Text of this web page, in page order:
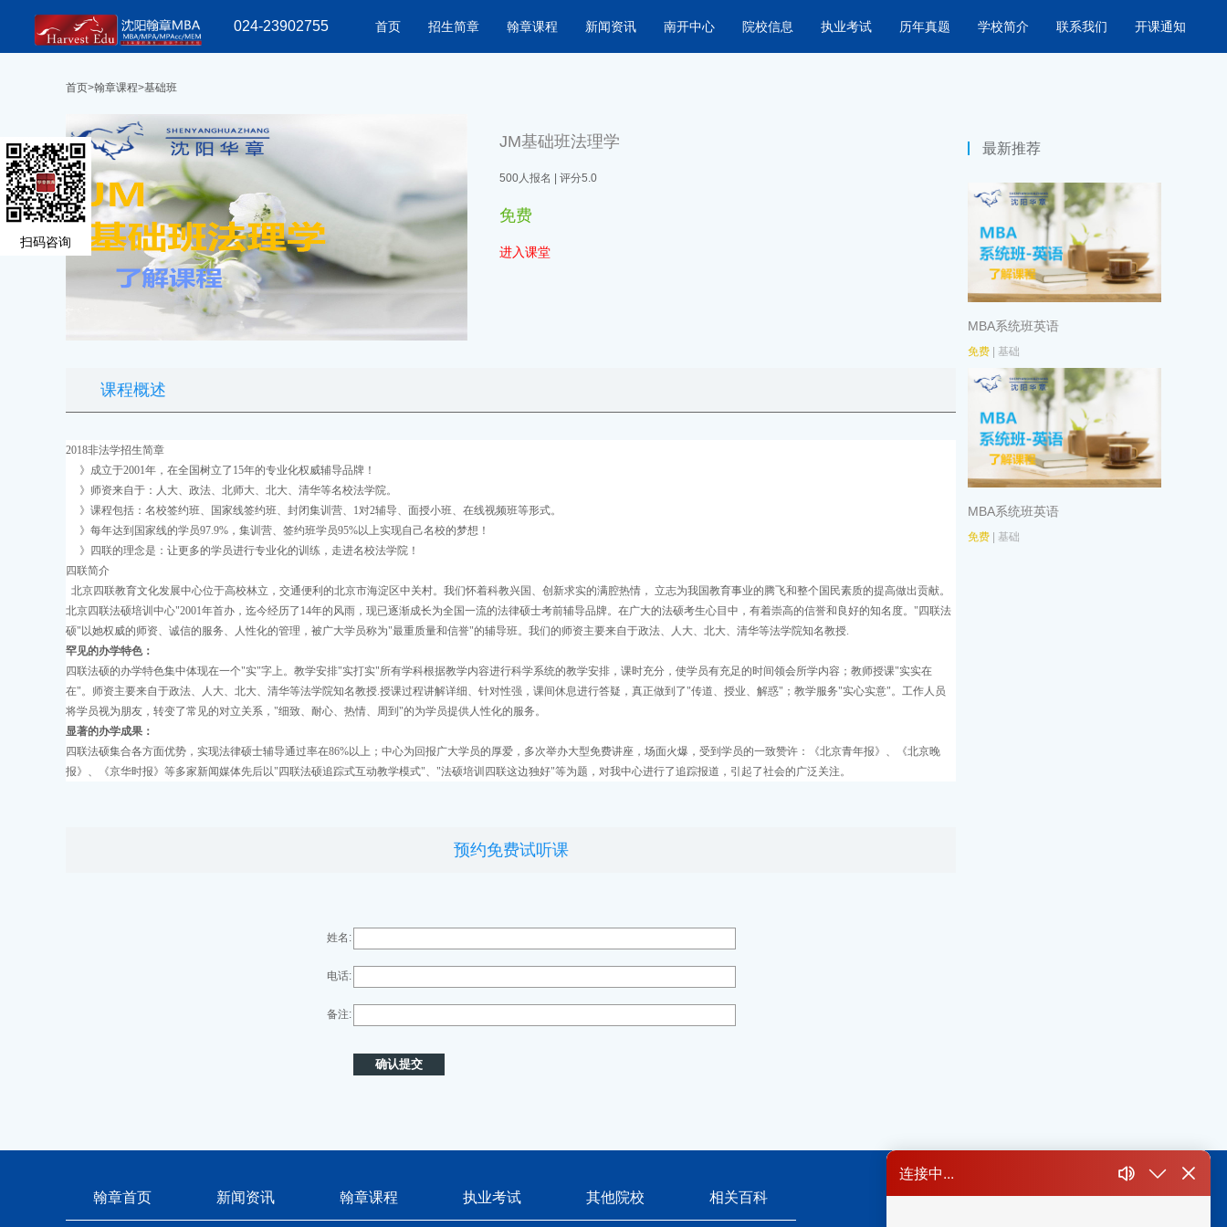
024-23902755 首页 招生简章 翰章课程 新闻资讯 南开中心 院校信息 执业考试 历年真题 学校简介 联系我们 开课通知
扫码咨询
首页>翰章课程>基础班
JM基础班法理学
500人报名 | 评分5.0
免费
进入课堂
课程概述
2018非法学招生简章
》成立于2001年，在全国树立了15年的专业化权威辅导品牌！
》师资来自于：人大、政法、北师大、北大、清华等名校法学院。
》课程包括：名校签约班、国家线签约班、封闭集训营、1对2辅导、面授小班、在线视频班等形式。
》每年达到国家线的学员97.9%，集训营、签约班学员95%以上实现自己名校的梦想！
》四联的理念是：让更多的学员进行专业化的训练，走进名校法学院！
四联简介
北京四联教育文化发展中心位于高校林立，交通便利的北京市海淀区中关村。我们怀着科教兴国、创新求实的满腔热情， 立志为我国教育事业的腾飞和整个国民素质的提高做出贡献。
北京四联法硕培训中心"2001年首办，迄今经历了14年的风雨，现已逐渐成长为全国一流的法律硕士考前辅导品牌。在广大的法硕考生心目中，有着崇高的信誉和良好的知名度。"四联法
硕"以她权威的师资、诚信的服务、人性化的管理，被广大学员称为"最重质量和信誉"的辅导班。我们的师资主要来自于政法、人大、北大、清华等法学院知名教授.
罕见的办学特色：
四联法硕的办学特色集中体现在一个"实"字上。教学安排"实打实"所有学科根据教学内容进行科学系统的教学安排，课时充分，使学员有充足的时间领会所学内容；教师授课"实实在
在"。师资主要来自于政法、人大、北大、清华等法学院知名教授.授课过程讲解详细、针对性强，课间休息进行答疑，真正做到了"传道、授业、解惑"；教学服务"实心实意"。工作人员
将学员视为朋友，转变了常见的对立关系，"细致、耐心、热情、周到"的为学员提供人性化的服务。
显著的办学成果：
四联法硕集合各方面优势，实现法律硕士辅导通过率在86%以上；中心为回报广大学员的厚爱，多次举办大型免费讲座，场面火爆，受到学员的一致赞许：《北京青年报》、《北京晚
报》、《京华时报》等多家新闻媒体先后以"四联法硕追踪式互动教学模式"、"法硕培训四联这边独好"等为题，对我中心进行了追踪报道，引起了社会的广泛关注。
预约免费试听课
姓名:
电话:
备注:
最新推荐
MBA系统班英语
免费 | 基础
MBA系统班英语
免费 | 基础
翰章首页 新闻资讯 翰章课程 执业考试 其他院校 相关百科